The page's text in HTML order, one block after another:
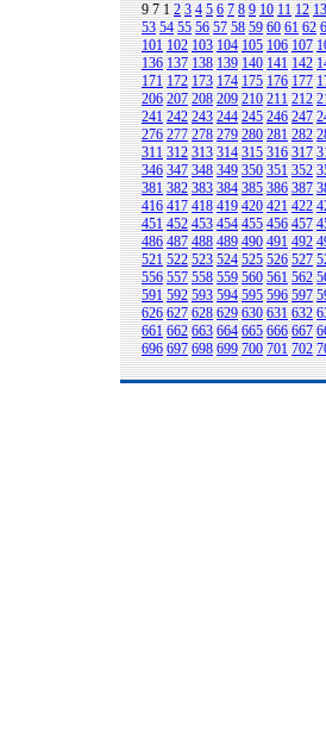
9 712 3 4 5 6 7 8 9 10 11 12 13
53 54 55 56 57 58 59 60 61 62
101 102 103 104 105 106 107
136 137 138 139 140 141 142
171 172 173 174 175 176 177
206 207 208 209 210 211 212
241 242 243 244 245 246 247
276 277 278 279 280 281 282
311 312 313 314 315 316 317
346 347 348 349 350 351 352
381 382 383 384 385 386 387
416 417 418 419 420 421 422
451 452 453 454 455 456 457
486 487 488 489 490 491 492
521 522 523 524 525 526 527
556 557 558 559 560 561 562
591 592 593 594 595 596 597
626 627 628 629 630 631 632
661 662 663 664 665 666 667
696 697 698 699 700 701 702